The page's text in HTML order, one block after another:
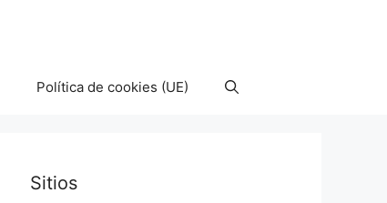
Política de cookies (UE)
Sitios